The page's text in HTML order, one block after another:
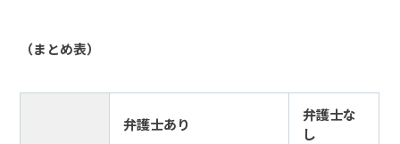
実
績
（まとめ表）
弁護士あり
弁護士な
し